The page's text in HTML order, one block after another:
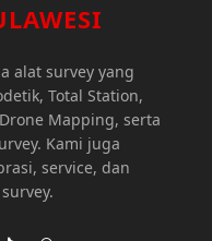
alat survey yang
Total Station,
Mapping, serta
Kami juga
service, dan